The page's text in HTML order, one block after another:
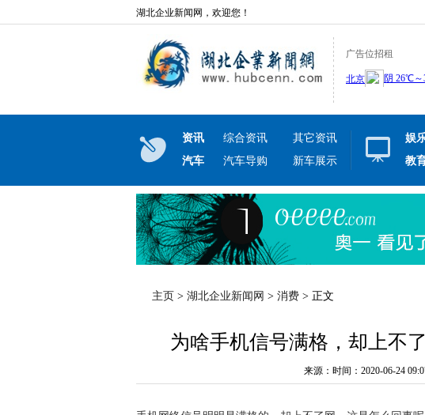
湖北企业新闻网，欢迎您！
广告位招租
资讯 综合资讯
其它资讯
汽车
汽车导购 新车展示
娱
教
主页 > 湖北企业新闻网 > 消费 > 正文
为啥手机信号满格，却上不
来源：时间：2020-06-24